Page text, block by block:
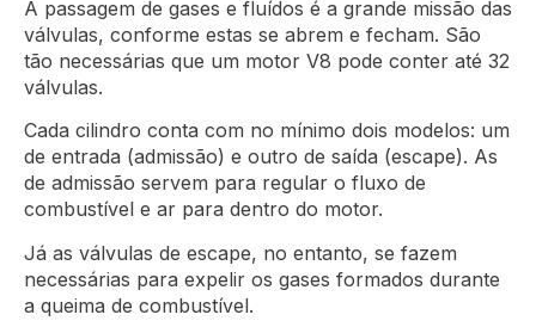
A passagem de gases e fluídos é a grande missão das
válvulas, conforme estas se abrem e fecham. São
tão necessárias que um motor V8 pode conter até 32
válvulas.
Cada cilindro conta com no mínimo dois modelos: um
de entrada (admissão) e outro de saída (escape). As
de admissão servem para regular o fluxo de
combustível e ar para dentro do motor.
Já as válvulas de escape, no entanto, se fazem
necessárias para expelir os gases formados durante
a queima de combustível.